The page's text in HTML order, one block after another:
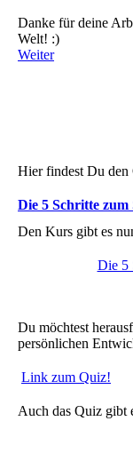
Danke für deine
Welt! :)
Weiter
Hier findest Du
Die 5 Schritte zum
Den Kurs gibt es
Die 5
Du möchtest
persönlichen
Link zum Quiz!
Auch das Quiz gibt